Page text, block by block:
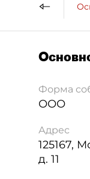
Форма
ООО
Адрес
125167,
д. 11